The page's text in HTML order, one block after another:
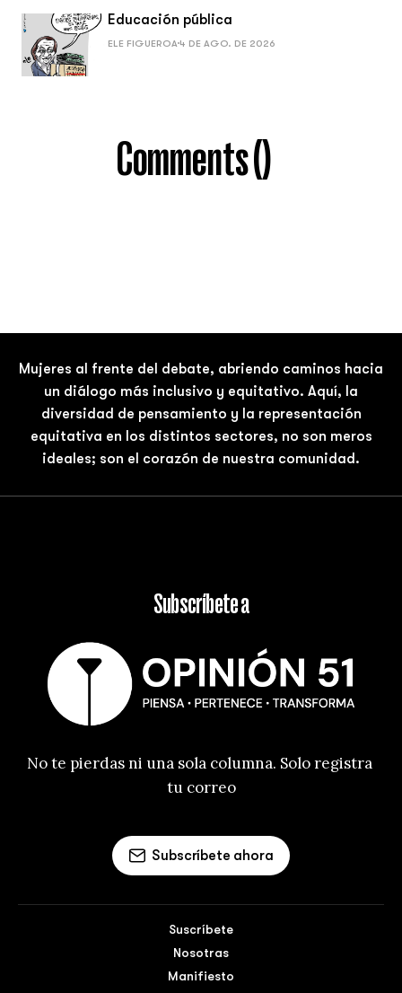
Educación pública
ELE FIGUEROA 4 DE AGO. DE 2026
Comments ()
Mujeres al frente del debate, abriendo caminos hacia
un diálogo más inclusivo y equitativo. Aquí, la
diversidad de pensamiento y la representación
equitativa en los distintos sectores, no son meros
ideales; son el corazón de nuestra comunidad.
Subscríbete a
No te pierdas ni una sola columna. Solo registra
tu correo
Subscríbete ahora
Suscríbete
Nosotras
Manifiesto